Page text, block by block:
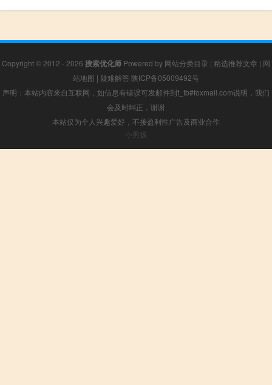
Copyright © 2012 - 2026 搜索优化师 Powered by 网站分类目录 | 精选推荐文章 | 网
站地图 | 疑难解答 陕ICP备05009492号
声明：本站内容来自互联网，如信息有错误可发邮件到f_fb#foxmail.com说明，我们
会及时纠正，谢谢
本站仅为个人兴趣爱好，不接盈利性广告及商业合作
小男孩